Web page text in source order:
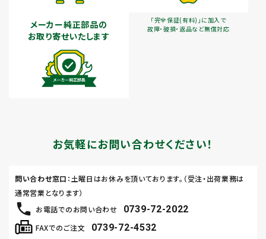
「完全保証(有料)」に加入で
故障・破損・返品など無償対応
メーカー純正部品の
お取り寄せいたします
お気軽にお問い合わせください！
お電話でのお問い合わせ 0739-72-2022
FAXでのご注文 0739-72-4532
問い合わせ窓口 ：土曜日はお休みを頂いております。（受注・出荷業務は
通常営業となります）